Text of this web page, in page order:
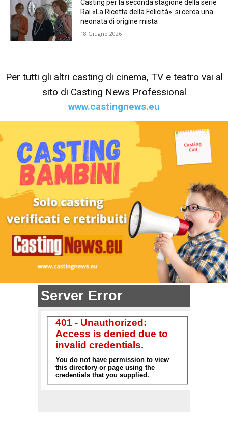
Casting per la seconda stagione della serie
Rai «La Ricetta della Felicità»: si cerca una
neonata di origine mista
18 Giugno 2026
Per tutti gli altri casting di cinema, TV e teatro vai al
sito di Casting News Professional
www.castingnews.eu